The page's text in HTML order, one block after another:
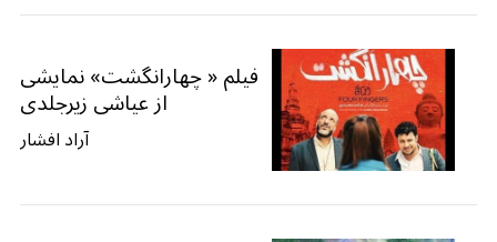
فیلم « چهارانگشت» نمایشی
از عیاشی زیرجلدی
آراد افشار